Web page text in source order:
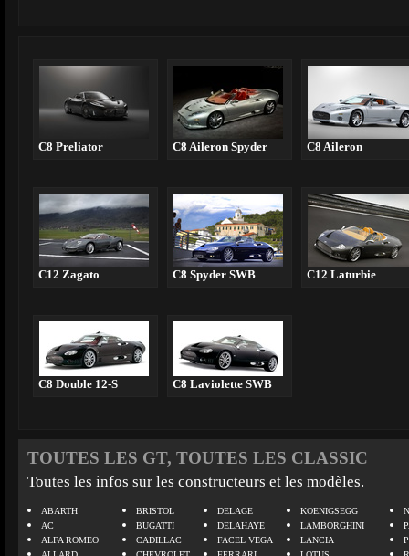
C8 Preliator C8 Aileron Spyder C8 Aileron
C12 Zagato C8 Spyder SWB C12 Laturbie
C8 Double 12-S C8 Laviolette SWB
TOUTES LES GT, TOUTES LES CLASSIC
Toutes les infos sur les constructeurs et les modèles.
ABARTH
AC
ALFA ROMEO
BRISTOL
BUGATTI
CADILLAC
DELAGE
DELAHAYE
FACEL VEGA
KOENIGSEGG
LAMBORGHINI
LANCIA